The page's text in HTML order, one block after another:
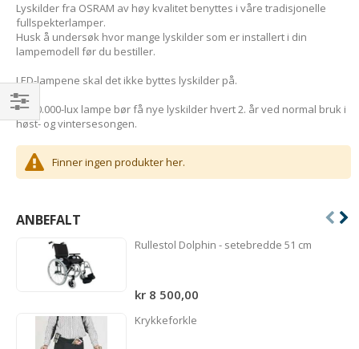
Lyskilder fra OSRAM av høy kvalitet benyttes i våre tradisjonelle
fullspekterlamper.
Husk å undersøk hvor mange lyskilder som er installert i din
lampemodell før du bestiller.
LED-lampene skal det ikke byttes lyskilder på.
En 10.000-lux lampe bør få nye lyskilder hvert 2. år ved normal bruk i
høst- og vintersesongen.
Finner ingen produkter her.
Handle
etter
ANBEFALT
Rullestol Dolphin - setebredde 51 cm
kr 8 500,00
Krykkeforkle